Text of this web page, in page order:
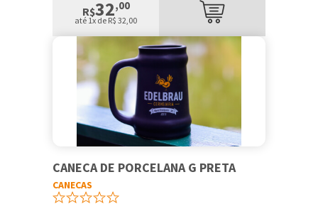
R$32,00
até 1x de R$ 32,00
CANECA DE PORCELANA G PRETA
CANECAS